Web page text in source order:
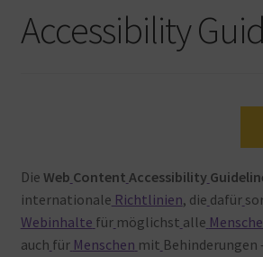
Kasse
Warenkorb
Accessibility
Die Web Content Accessibility
internationale Richtlinien, die dafür
Webinhalte für möglichst alle
auch für Menschen mit Behinderungen